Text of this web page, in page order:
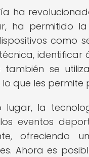
ha
ha permitido
como
identificar
también se
que les permite
lugar, la
eventos
ofreciendo
Ahora es